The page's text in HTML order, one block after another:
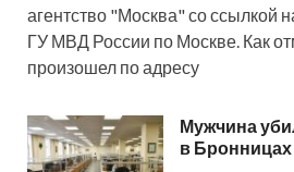
агентство "Москва" со ссылкой
ГУ МВД России по Москве. Как
произошел по адресу
Мужчина
в Бронницах